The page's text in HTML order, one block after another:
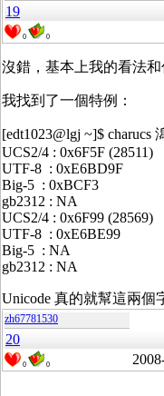
19
0 0
沒錯，基本上我的看法和
我找到了一個特例：
[edt1023@lgj ~]$ charucs
UCS2/4 : 0x6F5F (28511)
UTF-8 : 0xE6BD9F
Big-5 : 0xBCF3
gb2312 : NA
UCS2/4 : 0x6F99 (28569)
UTF-8 : 0xE6BE99
Big-5 : NA
gb2312 : NA
Unicode 真的就幫這兩個
zh67781530
20
0 0